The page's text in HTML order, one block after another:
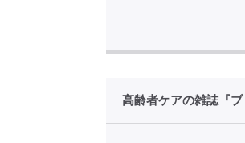
高齢者ケアの雑誌『